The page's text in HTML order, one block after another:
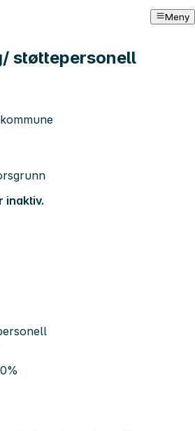
Meny
støttepersonell
inaktiv.